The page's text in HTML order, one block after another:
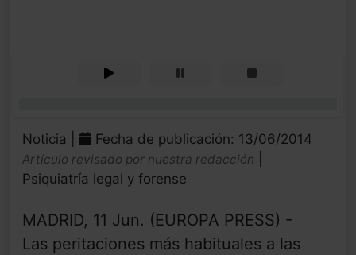
Noticia | Fecha de publicación: 13/06/2014
Artículo revisado por nuestra redacción
Psiquiatría legal y forense
MADRID, 11 Jun. (EUROPA PRESS) -
Las peritaciones más habituales a las